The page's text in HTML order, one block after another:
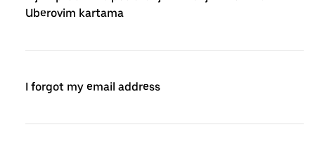
Uberovim kartama
I forgot my email address